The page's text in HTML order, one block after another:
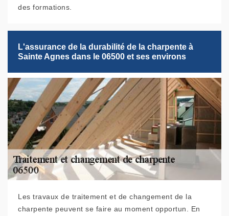
des formations.
L'assurance de la durabilité de la charpente à
Sainte Agnes dans le 06500 et ses environs
Les travaux de traitement et de changement de la
charpente peuvent se faire au moment opportun. En